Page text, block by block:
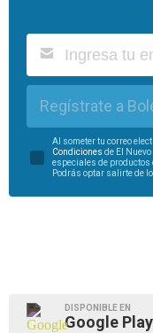
Regístrate a
Al someter tu correo
Condiciones de El
especiales de productos
Podrás optar salirte de
DISPONIBLE EN
Google Play